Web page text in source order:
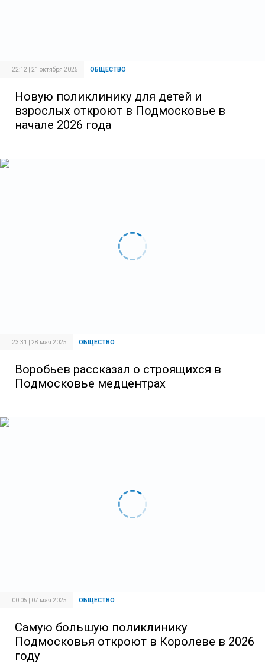
22:12 | 21 октября 2025 ОБЩЕСТВО
Новую поликлинику для детей и
взрослых откроют в Подмосковье в
начале 2026 года
23:31 | 28 мая 2025 ОБЩЕСТВО
Воробьев рассказал о строящихся в
Подмосковье медцентрах
00:05 | 07 мая 2025 ОБЩЕСТВО
Самую большую поликлинику
Подмосковья откроют в Королеве в 2026
году